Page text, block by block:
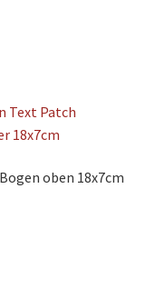
können oben 18x7cm